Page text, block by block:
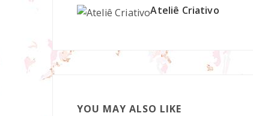
Ateliê Criativo
YOU MAY ALSO LIKE